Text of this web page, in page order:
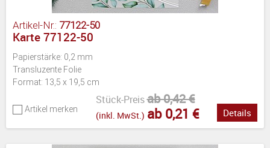
Artikel-Nr.: 77122-50
Karte 77122-50
Papierstärke: 0,2 mm
Transluzente Folie
Format: 13,5 x 19,5 cm
Artikel merken
Stück-Preisab 0,42 €
(inkl. MwSt.) ab 0,21 € Details